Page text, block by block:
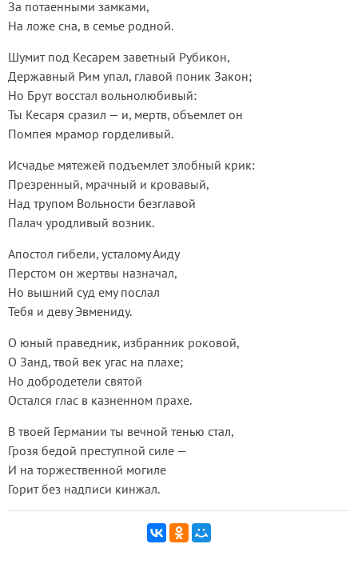
За потаенными замками,
На ложе сна, в семье родной.
Шумит под Кесарем заветный Рубикон,
Державный Рим упал, главой поник Закон;
Но Брут восстал вольнолюбивый:
Ты Кесаря сразил — и, мертв, объемлет он
Помпея мрамор горделивый.
Исчадье мятежей подъемлет злобный крик:
Презренный, мрачный и кровавый,
Над трупом Вольности безглавой
Палач уродливый возник.
Апостол гибели, усталому Аиду
Перстом он жертвы назначал,
Но вышний суд ему послал
Тебя и деву Эвмениду.
О юный праведник, избранник роковой,
О Занд, твой век угас на плахе;
Но добродетели святой
Остался глас в казненном прахе.
В твоей Германии ты вечной тенью стал,
Грозя бедой преступной силе —
И на торжественной могиле
Горит без надписи кинжал.